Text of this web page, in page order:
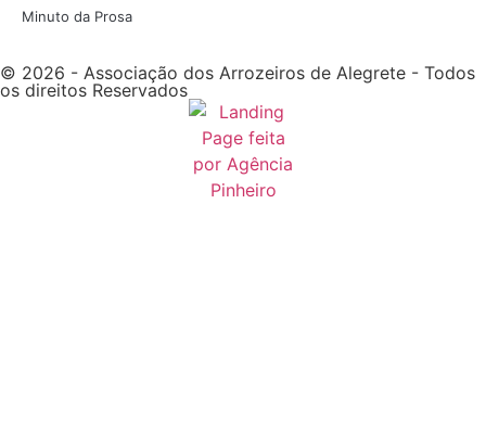
Minuto da Prosa
© 2026 - Associação dos Arrozeiros de Alegrete - Todos
os direitos Reservados